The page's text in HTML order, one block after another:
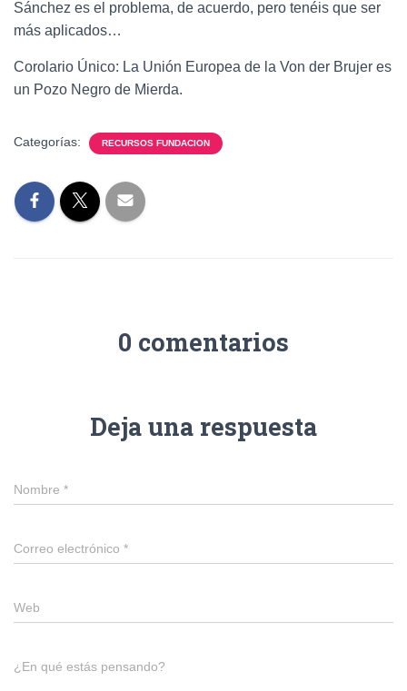
Sánchez es el problema, de acuerdo, pero tenéis que ser
más aplicados…
Corolario Único: La Unión Europea de la Von der Brujer es
un Pozo Negro de Mierda.
Categorías: RECURSOS FUNDACION
0 comentarios
Deja una respuesta
Nombre *
Correo electrónico *
Web
¿En qué estás pensando?